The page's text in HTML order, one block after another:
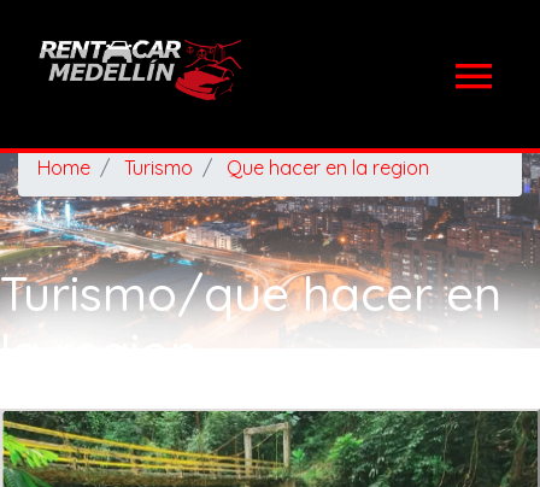
Home Turismo Que hacer en la region
Turismo/que hacer en
la region